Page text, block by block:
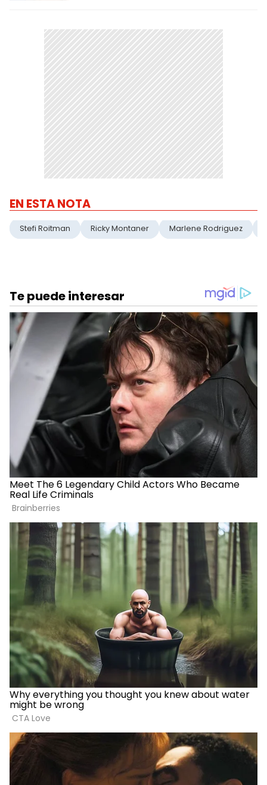
EN ESTA NOTA
Stefi Roitman Ricky Montaner Marlene Rodriguez